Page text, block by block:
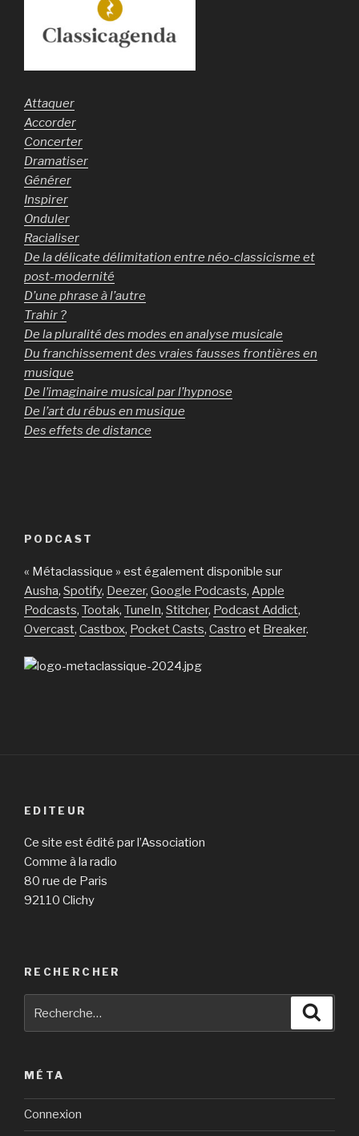
Attaquer
Accorder
Concerter
Dramatiser
Générer
Inspirer
Onduler
Racialiser
De la délicate délimitation entre néo-classicisme et
post-modernité
D’une phrase à l’autre
Trahir ?
De la pluralité des modes en analyse musicale
Du franchissement des vraies fausses frontières en
musique
De l’imaginaire musical par l’hypnose
De l’art du rébus en musique
Des effets de distance
PODCAST
« Métaclassique » est également disponible sur
Ausha, Spotify, Deezer, Google Podcasts, Apple
Podcasts, Tootak, TuneIn, Stitcher, Podcast Addict,
Overcast, Castbox, Pocket Casts, Castro et Breaker.
EDITEUR
Ce site est édité par l’Association
Comme à la radio
80 rue de Paris
92110 Clichy
RECHERCHER
MÉTA
Connexion